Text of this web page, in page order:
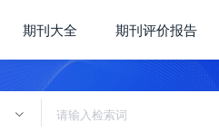
期刊大全 期刊评价报告